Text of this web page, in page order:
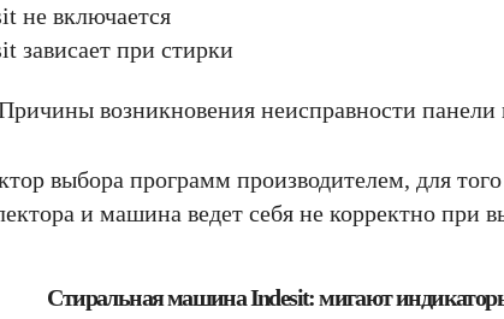
не включается
зависает при стирки
возникновения неисправности
выбора программ производителем, для
и машина ведет себя не корректно при
Стиральная машина Indesit: мигают